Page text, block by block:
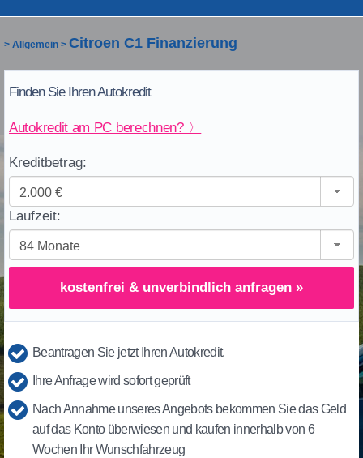
> Allgemein > Citroen C1 Finanzierung
Finden Sie Ihren Autokredit
Autokredit am PC berechnen? 〉
Kreditbetrag:
Laufzeit:
kostenfrei & unverbindlich anfragen »
Beantragen Sie jetzt Ihren Autokredit.
Ihre Anfrage wird sofort geprüft
Nach Annahme unseres Angebots bekommen Sie das Geld
auf das Konto überwiesen und kaufen innerhalb von 6
Wochen Ihr Wunschfahrzeug